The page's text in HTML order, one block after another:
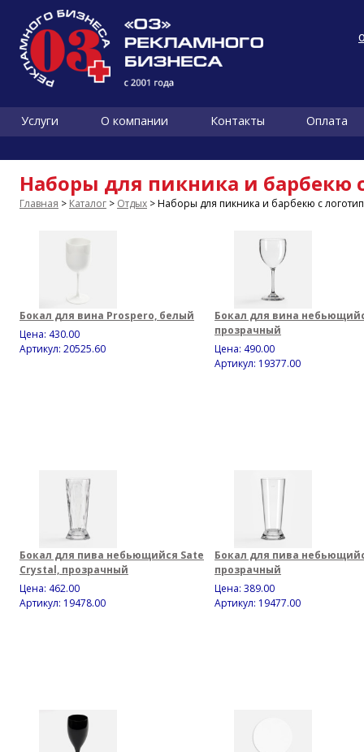
Услуги О компании Контакты Оплата
Наборы для пикника и барбекю
Главная > Каталог > Отдых > Наборы для пикника и барбекю с
Бокал для вина Prospero, белый
Цена: 430.00
Артикул: 20525.60
Бокал для вина
прозрачный
Цена: 490.00
Артикул: 19377.00
Бокал для пива небьющийся Sate
Crystal, прозрачный
Цена: 462.00
Артикул: 19478.00
Бокал для пива
прозрачный
Цена: 389.00
Артикул: 19477.00